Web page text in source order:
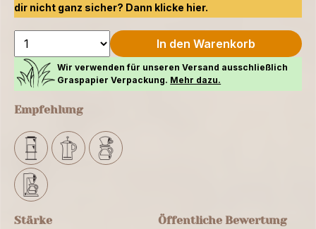
dir nicht ganz sicher? Dann klicke hier.
In den Warenkorb
Wir verwenden für unseren Versand ausschließlich
Graspapier Verpackung. Mehr dazu.
Empfehlung
Stärke Öffentliche Bewertung